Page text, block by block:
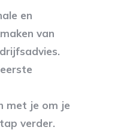
en
van
met je om je
verder.